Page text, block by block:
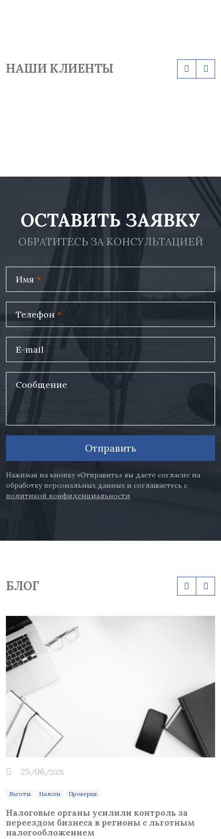
НАШИ КЛИЕНТЫ
ОСТАВИТЬ ЗАЯВКУ
ОБРАТИТЕСЬ ЗА КОНСУЛЬТАЦИЕЙ
Имя *
Телефон *
E-mail
Сообщение
Отправить
Нажимая на кнопку «Отправить» вы даете согласие на
обработку персональных данных и соглашаетесь с
политикой конфиденциальности
БЛОГ
25/06/2025
Льготы Налоги Проверки
Налоговые органы усилили контроль за
переездом бизнеса в регионы с льготным
налогообложением